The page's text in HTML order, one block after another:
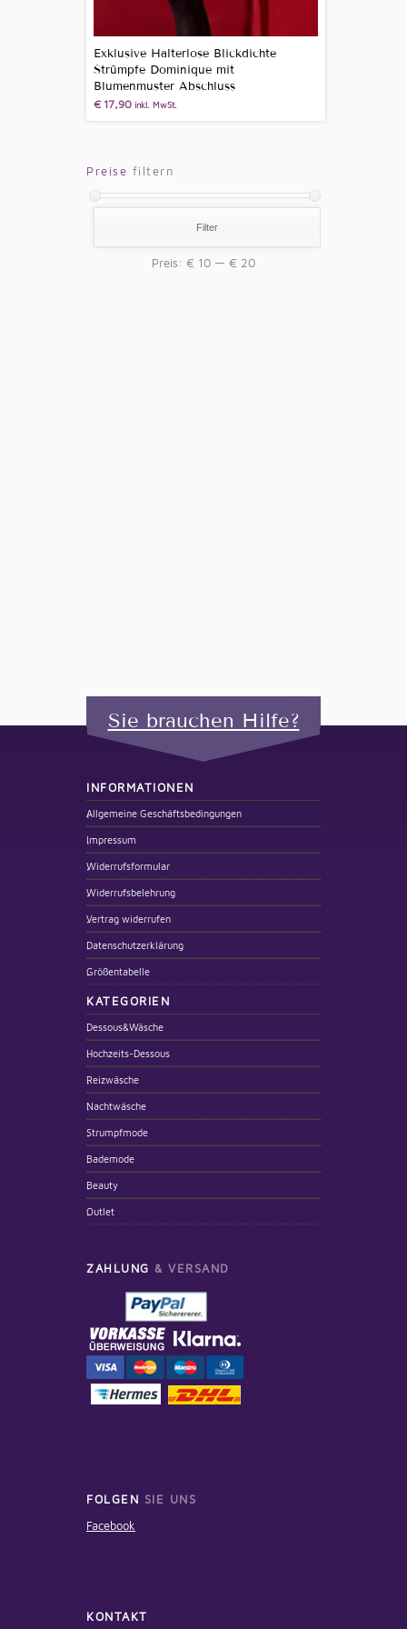
Exklusive Halterlose Blickdichte
Strümpfe Dominique mit
Blumenmuster Abschluss
€17,90 inkl. MwSt.
Preise filtern
Filter
Preis: € 10 — € 20
Sie brauchen Hilfe?
INFORMATIONEN
Allgemeine Geschäftsbedingungen
Impressum
Widerrufsformular
Widerrufsbelehrung
Vertrag widerrufen
Datenschutzerklärung
Größentabelle
KATEGORIEN
Dessous&Wäsche
Hochzeits-Dessous
Reizwäsche
Nachtwäsche
Strumpfmode
Bademode
Beauty
Outlet
ZAHLUNG & VERSAND
FOLGEN SIE UNS
Facebook
KONTAKT